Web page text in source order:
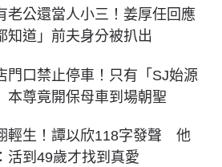
老公還當人小三！姜厚任回應
知道」前夫身分被扒出
門口禁止停車！只有「SJ始源
本尊竟開保母車到場朝聖
輕生！譚以欣118字發聲 他
活到49歲才找到真愛